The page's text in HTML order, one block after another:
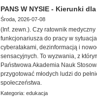
PANS W NYSIE - Kierunki
Środa, 2026-07-08
(Inf. zewn.). Czy ratownik
funkcjonariusza do pracy w
cyberatakami, dezinformacją i
sensacyjnych. To wyzwania, z
Państwowa Akademia Nauk
przygotować młodych ludzi do
społeczeństwa.
Kategoria: edukacja